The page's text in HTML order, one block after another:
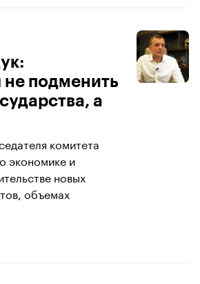
не подменить
а
комитета
экономике и
новых
объемах